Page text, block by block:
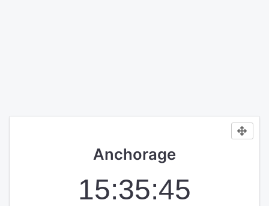
Anchorage
15:35:46